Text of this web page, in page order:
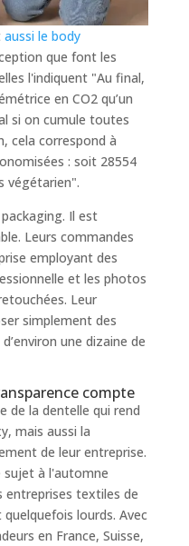
aussi le body
que font les
l'indiquent "Au final,
en CO2 qu’un
si on cumule toutes
cela correspond à
: soit 28554
végétarien".
Il est
Leurs commandes
employant des
et les photos
Leur
simplement des
une dizaine de
compte
de la dentelle qui rend
mais aussi la
de leur entreprise.
sujet à l'automne
entreprises textiles de
lourds. Avec
en France, Suisse,